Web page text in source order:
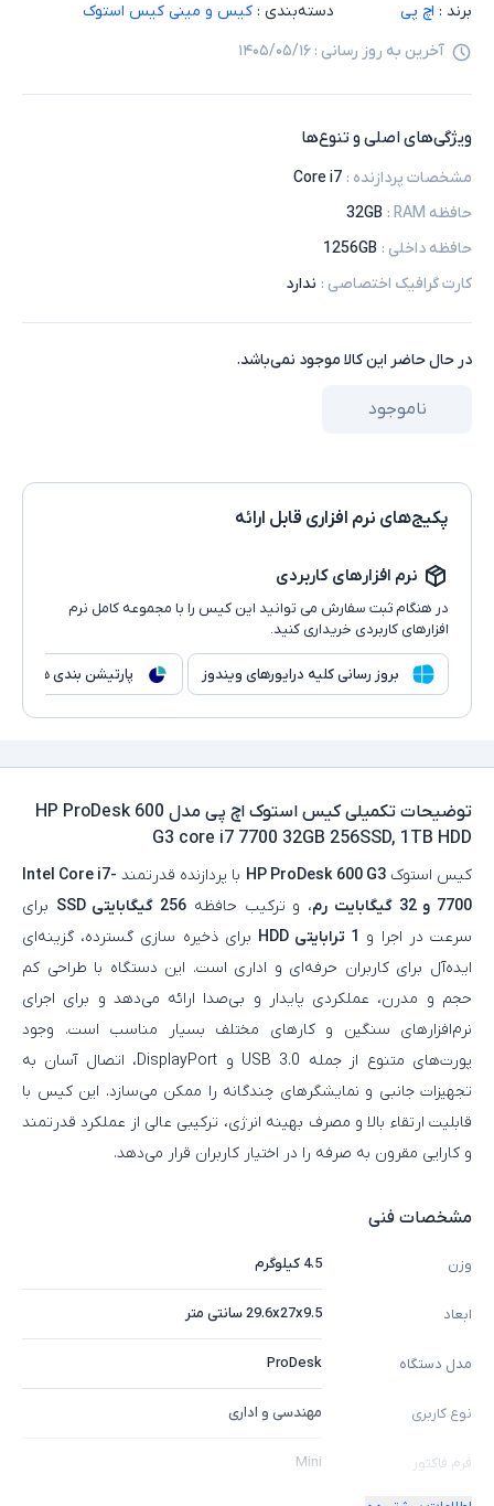
برند : اچ پی دسته‌بندی : کیس و مینی کیس استوک
آخرین به روز رسانی : ۱۴۰۵/۰۵/۱۶
ویژگی‌های اصلی و تنوع‌ها
مشخصات پردازنده :
Core i7
حافظه RAM
:
32GB
حافظه داخلی :
1256GB
کارت گرافیک اختصاصی : ندارد
در حال حاضر این کالا موجود نمی‌باشد.
ناموجود
پکیج‌های نرم افزاری قابل ارائه
نرم افزارهای کاربردی
در هنگام ثبت سفارش می توانید این کیس را با مجموعه کامل نرم
افزارهای کاربردی خریداری کنید.
بروز رسانی کلیه درایورهای ویندوز پارتیشن بندی هارد
توضیحات تکمیلی
کیس استوک اچ پی مدل HP ProDesk 600
G3 core i7 7700 32GB 256SSD, 1TB HDD
کیس استوکHP ProDesk 600 G3 با پردازنده قدرتمند Intel Core i7-
7700 و 32 گیگابایت رم
، و ترکیب حافظه 256 گیگابایتی SSD
برای
سرعت در اجرا و 1 ترابایتی HDD
برای ذخیره‌ سازی گسترده، گزینه‌ای
ایده‌آل برای کاربران حرفه‌ای و اداری است. این دستگاه با طراحی کم‌
حجم و مدرن، عملکردی پایدار و بی‌صدا ارائه می‌دهد و برای اجرای
نرم‌افزارهای سنگین و کارهای مختلف بسیار مناسب است. وجود
پورت‌های متنوع از جمله USB 3.0 و DisplayPort، اتصال آسان به
تجهیزات جانبی و نمایشگرهای چندگانه را ممکن می‌سازد. این کیس با
قابلیت ارتقاء بالا و مصرف بهینه انرژی، ترکیبی عالی از عملکرد قدرتمند
و کارایی مقرون‌ به‌ صرفه را در اختیار کاربران قرار می‌دهد.
مشخصات فنی
وزن 4.5 کیلوگرم
ابعاد 29.6x27x9.5 سانتی متر
مدل دستگاه ProDesk
نوع کاربری مهندسی و اداری
فرم فاکتور Mini